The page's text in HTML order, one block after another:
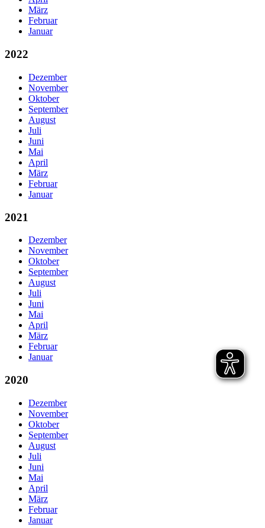
März
Februar
Januar
2022
Dezember
November
Oktober
September
August
Juli
Juni
Mai
April
März
Februar
Januar
2021
Dezember
November
Oktober
September
August
Juli
Juni
Mai
April
März
Februar
Januar
2020
Dezember
November
Oktober
September
August
Juli
Juni
Mai
April
März
Februar
Januar